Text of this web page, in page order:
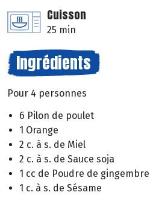
Cuisson
25 min
Ingrédients
Pour 4 personnes
6 Pilon de poulet
1 Orange
2 c. à s. de Miel
2 c. à s. de Sauce soja
1 cc de Poudre de gingembre
1 c. à s. de Sésame